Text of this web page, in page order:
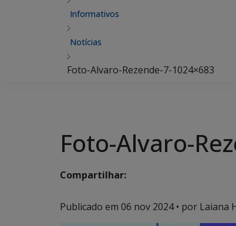
Informativos
Notícias
Foto-Alvaro-Rezende-7-1024×683
Foto-Alvaro-
Compartilhar:
Publicado em 06 nov 2024• por Laiana